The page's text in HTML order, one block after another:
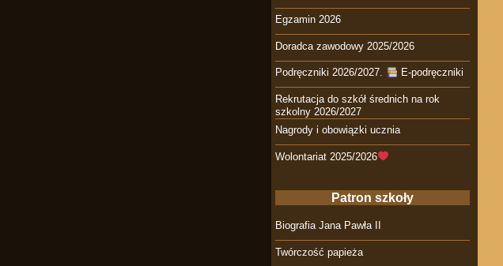
Egzamin 2026
Doradca zawodowy 2025/2026
Podręczniki 2026/2027. E-podręczniki
Rekrutacja do szkół średnich na rok
szkolny 2026/2027
Nagrody i obowiązki ucznia
Wolontariat 2025/2026
Patron szkoły
Biografia Jana Pawła II
Twórczość papieża